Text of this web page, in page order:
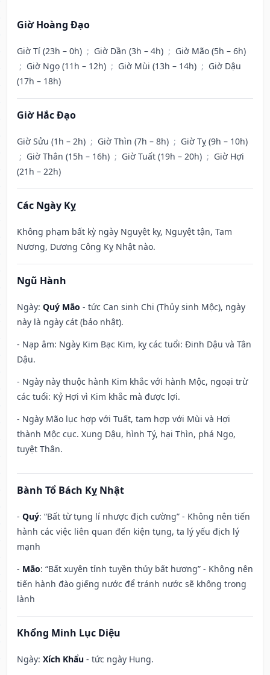
Giờ Hoàng Đạo
Giờ Tí (23h – 0h) ; Giờ Dần (3h – 4h) ; Giờ Mão (5h – 6h)
; Giờ Ngọ (11h – 12h) ; Giờ Mùi (13h – 14h) ; Giờ Dậu
(17h – 18h)
Giờ Hắc Đạo
Giờ Sửu (1h – 2h) ; Giờ Thìn (7h – 8h) ; Giờ Tỵ (9h – 10h)
; Giờ Thân (15h – 16h) ; Giờ Tuất (19h – 20h) ; Giờ Hợi
(21h – 22h)
Các Ngày Kỵ
Không phạm bất kỳ ngày Nguyệt kỵ, Nguyệt tận, Tam
Nương, Dương Công Kỵ Nhật nào.
Ngũ Hành
Ngày: Quý Mão - tức Can sinh Chi (Thủy sinh Mộc), ngày
này là ngày cát (bảo nhật).
- Nạp âm: Ngày Kim Bạc Kim, kỵ các tuổi: Đinh Dậu và Tân
Dậu.
- Ngày này thuộc hành Kim khắc với hành Mộc, ngoại trừ
các tuổi: Kỷ Hợi vì Kim khắc mà được lợi.
- Ngày Mão lục hợp với Tuất, tam hợp với Mùi và Hợi
thành Mộc cục. Xung Dậu, hình Tý, hại Thìn, phá Ngọ,
tuyệt Thân.
Bành Tổ Bách Kỵ Nhật
- Quý: “Bất từ tụng lí nhược địch cường” - Không nên tiến
hành các việc liên quan đến kiện tụng, ta lý yếu địch lý
mạnh
- Mão: “Bất xuyên tỉnh tuyền thủy bất hương” - Không nên
tiến hành đào giếng nước để tránh nước sẽ không trong
lành
Khổng Minh Lục Diệu
Ngày: Xích Khẩu - tức ngày Hung.